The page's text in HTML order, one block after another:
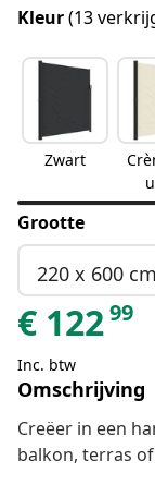
Kleur(13
Zwart
Grootte
220 x 600 cm
€ 12299
Inc. btw
Omschrijving
Creëer in een
balkon, terras